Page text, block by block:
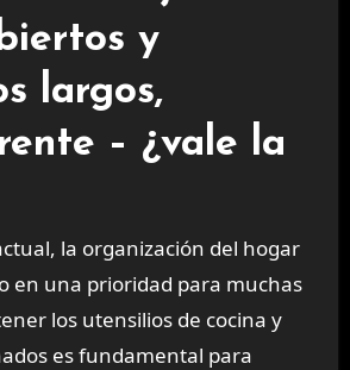
y
largos,
– ¿vale la
la organización del hogar
en una prioridad para muchas
los utensilios de cocina y
es fundamental para